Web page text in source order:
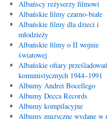
Albańscy reżyserzy filmowi
Albańskie filmy czarno-białe
Albańskie filmy dla dzieci i
młodzieży
Albańskie filmy o II wojnie
światowej
Albańskie ofiary prześladowań
komunistycznych 1944–1991
Albumy Andrei Bocellego
Albumy Decca Records
Albumy kompilacyjne
Albumy muzyczne wydane w